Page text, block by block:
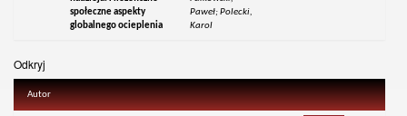
społeczne aspekty
globalnego ocieplenia
Paweł; Polecki,
Karol
Odkryj
Autor